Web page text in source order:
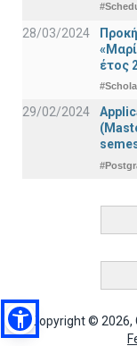
28/03/2024
έτος
29/02/2024
Copyright © 2026,